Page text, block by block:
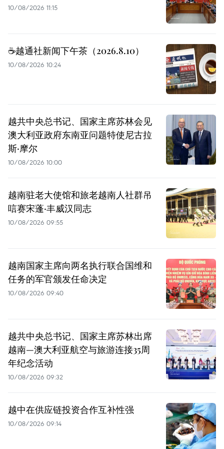
10/08/2026 11:15
☕️越通社新闻下午茶（2026.8.10）
10/08/2026 10:24
越共中央总书记、国家主席苏林会见
澳大利亚政府东南亚问题特使尼古拉
斯·摩尔
10/08/2026 10:00
越南驻老大使馆和旅老越南人社群吊
唁赛宋蓬·丰威汉同志
10/08/2026 09:55
越南国家主席向两名执行联合国维和
任务的军官颁发任命决定
10/08/2026 09:40
越共中央总书记、国家主席苏林出席
越南—澳大利亚航空与旅游连接35周
年纪念活动
10/08/2026 09:32
越中在供应链投资合作互补性强
10/08/2026 09:14